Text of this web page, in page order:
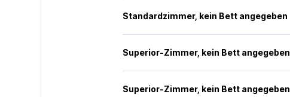
Standardzimmer, kein Bett angegeben
Superior-Zimmer, kein Bett angegeben
Superior-Zimmer, kein Bett angegeben